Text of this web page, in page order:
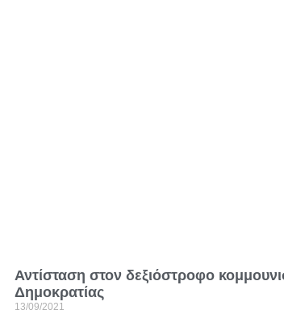
Αντίσταση στον δεξιόστροφο
Δημοκρατίας
13/09/2021